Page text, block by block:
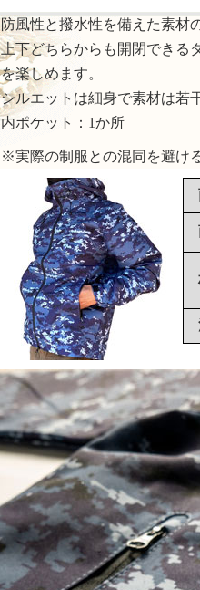
防風性と撥水性を備えた素材
上下どちらからも開閉できる
を楽しめます。
シルエットは細身で素材は若
内ポケット：1か所
※実際の制服との混同を避け